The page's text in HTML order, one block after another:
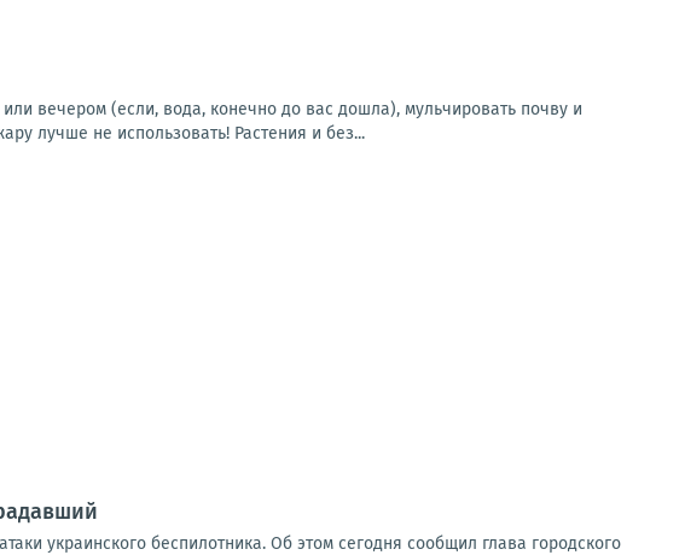
вечером (если, вода, конечно до вас дошла), мульчировать почву и
лучше не использовать! Растения и без...
украинского беспилотника. Об этом сегодня сообщил глава городского